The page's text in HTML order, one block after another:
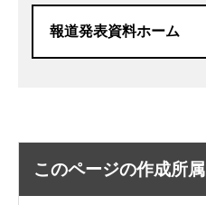
報道発表資料ホーム
このページの作成所属